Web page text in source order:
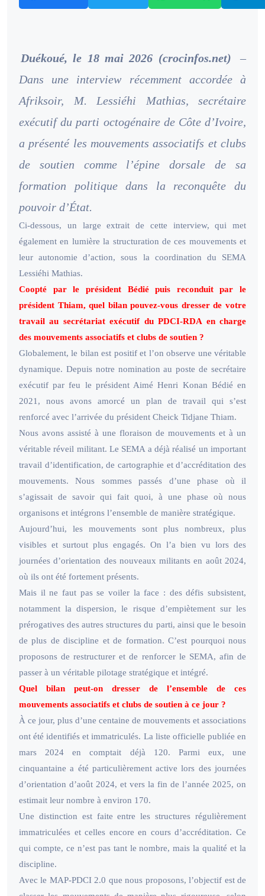
Duékoué, le 18 mai 2026 (crocinfos.net)
–
Dans une interview récemment accordée à
Afriksoir, M. Lessiéhi Mathias, secrétaire
exécutif du parti octogénaire de Côte d’Ivoire,
a présenté les mouvements associatifs et clubs
de soutien comme l’épine dorsale de sa
formation politique dans la reconquête du
pouvoir d’État.
Ci-dessous, un large extrait de cette interview, qui met
également en lumière la structuration de ces mouvements et
leur autonomie d’action, sous la coordination du SEMA
Lessiéhi Mathias.
Coopté par le président Bédié puis reconduit par le
président Thiam, quel bilan pouvez-vous dresser de votre
travail au secrétariat exécutif du PDCI-RDA en charge
des mouvements associatifs et clubs de soutien ?
Globalement, le bilan est positif et l’on observe une véritable
dynamique. Depuis notre nomination au poste de secrétaire
exécutif par feu le président Aimé Henri Konan Bédié en
2021, nous avons amorcé un plan de travail qui s’est
renforcé avec l’arrivée du président Cheick Tidjane Thiam.
Nous avons assisté à une floraison de mouvements et à un
véritable réveil militant. Le SEMA a déjà réalisé un important
travail d’identification, de cartographie et d’accréditation des
mouvements. Nous sommes passés d’une phase où il
s’agissait de savoir qui fait quoi, à une phase où nous
organisons et intégrons l’ensemble de manière stratégique.
Aujourd’hui, les mouvements sont plus nombreux, plus
visibles et surtout plus engagés. On l’a bien vu lors des
journées d’orientation des nouveaux militants en août 2024,
où ils ont été fortement présents.
Mais il ne faut pas se voiler la face : des défis subsistent,
notamment la dispersion, le risque d’empiètement sur les
prérogatives des autres structures du parti, ainsi que le besoin
de plus de discipline et de formation. C’est pourquoi nous
proposons de restructurer et de renforcer le SEMA, afin de
passer à un véritable pilotage stratégique et intégré.
Quel bilan peut-on dresser de l’ensemble de ces
mouvements associatifs et clubs de soutien à ce jour ?
À ce jour, plus d’une centaine de mouvements et associations
ont été identifiés et immatriculés. La liste officielle publiée en
mars 2024 en comptait déjà 120. Parmi eux, une
cinquantaine a été particulièrement active lors des journées
d’orientation d’août 2024, et vers la fin de l’année 2025, on
estimait leur nombre à environ 170.
Une distinction est faite entre les structures régulièrement
immatriculées et celles encore en cours d’accréditation. Ce
qui compte, ce n’est pas tant le nombre, mais la qualité et la
discipline.
Avec le MAP-PDCI 2.0 que nous proposons, l’objectif est de